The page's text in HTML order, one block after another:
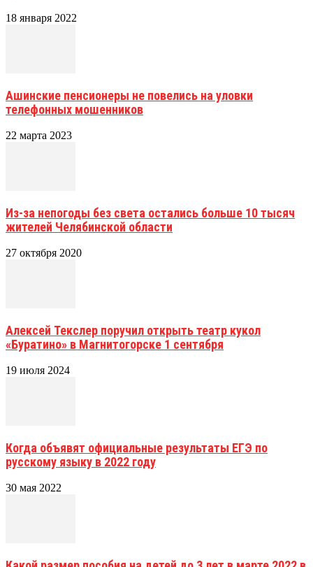
18 января 2022
Ашинские пенсионеры не повелись на уловки
телефонных мошенников
22 марта 2023
Из-за непогоды без света остались больше 10 тысяч
жителей Челябинской области
27 октября 2020
Алексей Текслер поручил открыть театр кукол
«Буратино» в Магнитогорске 1 сентября
19 июля 2024
Когда объявят официальные результаты ЕГЭ по
русскому языку в 2022 году
30 мая 2022